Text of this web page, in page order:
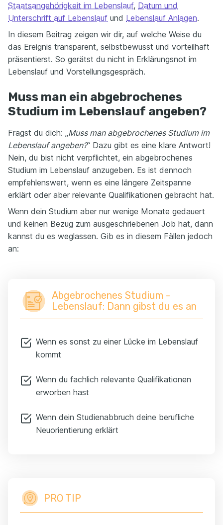
Staatsangehörigkeit im Lebenslauf, Datum und
Unterschrift auf Lebenslauf und Lebenslauf Anlagen.
In diesem Beitrag zeigen wir dir, auf welche Weise du
das Ereignis transparent, selbstbewusst und vorteilhaft
präsentierst. So gerätst du nicht in Erklärungsnot im
Lebenslauf und Vorstellungsgespräch.
Muss man ein abgebrochenes
Studium im Lebenslauf angeben?
Fragst du dich: „Muss man abgebrochenes Studium im
Lebenslauf angeben?“ Dazu gibt es eine klare Antwort!
Nein, du bist nicht verpflichtet, ein abgebrochenes
Studium im Lebenslauf anzugeben. Es ist dennoch
empfehlenswert, wenn es eine längere Zeitspanne
erklärt oder aber relevante Qualifikationen gebracht hat.
Wenn dein Studium aber nur wenige Monate gedauert
und keinen Bezug zum ausgeschriebenen Job hat, dann
kannst du es weglassen. Gib es in diesem Fällen jedoch
an:
Abgebrochenes Studium -
Lebenslauf: Dann gibst du es an
Wenn es sonst zu einer Lücke im Lebenslauf
kommt
Wenn du fachlich relevante Qualifikationen
erworben hast
Wenn dein Studienabbruch deine berufliche
Neuorientierung erklärt
PRO TIP